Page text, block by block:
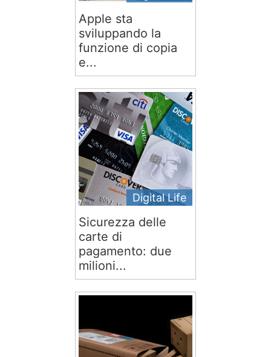
Apple sta
sviluppando la
funzione di copia
e...
Digital Life
Sicurezza delle
carte di
pagamento: due
milioni...